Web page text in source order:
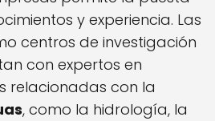
y experiencia. Las
centros de investigación
con expertos en
relacionadas con la
, como la hidrología, la